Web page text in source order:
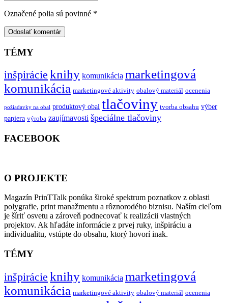
Označené polia sú povinné *
TÉMY
inšpirácie knihy komunikácia marketingová
komunikácia marketingové aktivity obalový materiál ocenenia
požiadavky na obal produktový obal tlačoviny tvorba obsahu výber
papiera výroba zaujímavosti špeciálne tlačoviny
FACEBOOK
O PROJEKTE
Magazín PrinTTalk ponúka široké spektrum poznatkov z oblasti
polygrafie, print manažmentu a rôznorodého biznisu. Naším cieľom
je šíriť osvetu a zároveň podnecovať k realizácii vlastných
projektov. Ak hľadáte informácie z prvej ruky, inšpiráciu a
individualitu, vstúpte do obsahu, ktorý hovorí inak.
TÉMY
inšpirácie knihy komunikácia marketingová
komunikácia marketingové aktivity obalový materiál ocenenia